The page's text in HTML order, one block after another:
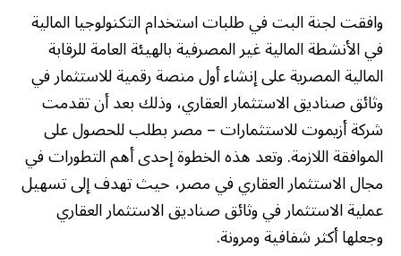
وافقت لجنة البت في طلبات استخدام التكنولوجيا المالية
في الأنشطة المالية غير المصرفية بالهيئة العامة للرقابة
المالية المصرية على إنشاء أول منصة رقمية للاستثمار في
وثائق صناديق الاستثمار العقاري، وذلك بعد أن تقدمت
شركة أزيموت للاستثمارات – مصر بطلب للحصول على
الموافقة اللازمة. وتعد هذه الخطوة إحدى أهم التطورات في
مجال الاستثمار العقاري في مصر، حيث تهدف إلى تسهيل
عملية الاستثمار في وثائق صناديق الاستثمار العقاري
وجعلها أكثر شفافية ومرونة.